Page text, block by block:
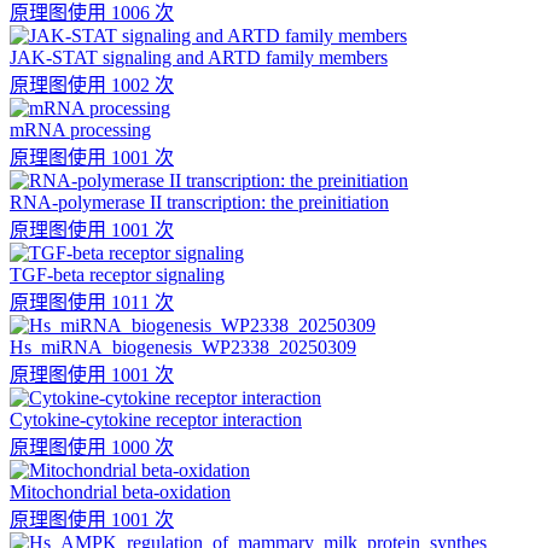
原理图使用 1006 次
JAK-STAT signaling and ARTD family members
原理图使用 1002 次
mRNA processing
原理图使用 1001 次
RNA-polymerase II transcription: the preinitiation
原理图使用 1001 次
TGF-beta receptor signaling
原理图使用 1011 次
Hs_miRNA_biogenesis_WP2338_20250309
原理图使用 1001 次
Cytokine-cytokine receptor interaction
原理图使用 1000 次
Mitochondrial beta-oxidation
原理图使用 1001 次